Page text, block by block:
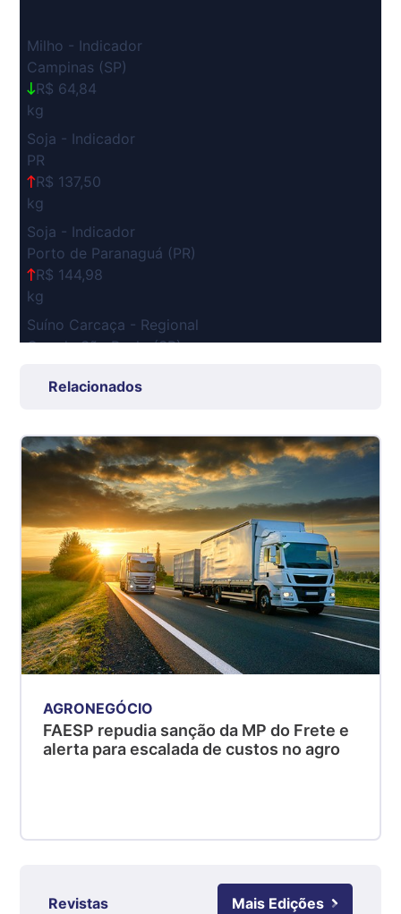
Milho - Indicador
Campinas (SP)
R$ 64,84
kg
Soja - Indicador
PR
R$ 137,50
kg
Soja - Indicador
Porto de Paranaguá (PR)
R$ 144,98
kg
Suíno Carcaça - Regional
Grande São Paulo (SP)
SP
R$ 5,08
kg
Suíno - Estadual
MG
R$ 5,05
kg
Suíno - Estadual
PR
R$ 4,53
kg
Suíno - Estadual
SC
R$ 4,48
kg
Grande São Paulo (SP)
Relacionados
AGRONEGÓCIO
FAESP repudia sanção da MP do Frete e
alerta para escalada de custos no agro
Revistas Mais Edições